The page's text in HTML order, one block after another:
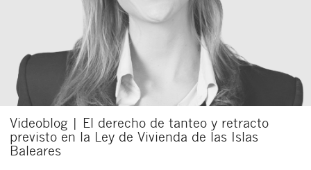
Videoblog | El derecho de tanteo y retracto
previsto en la Ley de Vivienda de las Islas
Baleares